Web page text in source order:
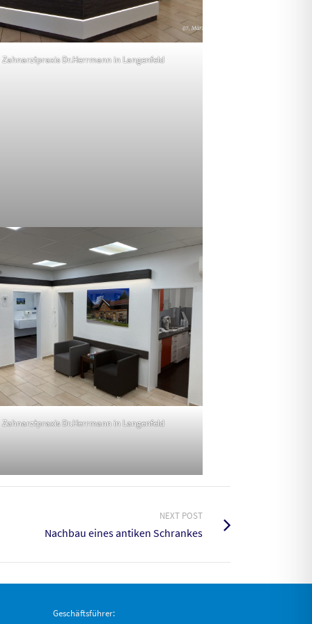
Zahnarztpraxis Dr.Herrmann in Langenfeld
Zahnarztpraxis Dr.Herrmann in Langenfeld
NEXT POST
Nachbau eines antiken Schrankes
Geschäftsführer: